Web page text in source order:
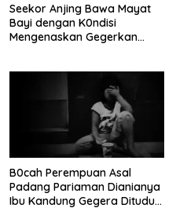
Seekor Anjing Bawa Mayat
Bayi dengan K0ndisi
Mengenaskan Gegerkan
B0cah Perempuan Asal
Padang Pariaman Dianianya
Ibu Kandung Gegera Dituduh